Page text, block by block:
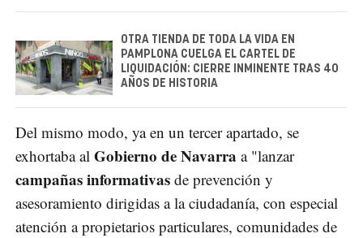
OTRA TIENDA DE TODA LA VIDA EN
PAMPLONA CUELGA EL CARTEL DE
LIQUIDACIÓN: CIERRE INMINENTE TRAS 40
AÑOS DE HISTORIA
Del mismo modo, ya en un tercer apartado, se
exhortaba al Gobierno de Navarra a "lanzar
campañas informativas de prevención y
asesoramiento dirigidas a la ciudadanía, con especial
atención a propietarios particulares, comunidades de